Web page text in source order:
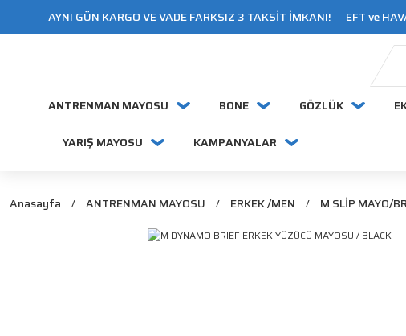
AYNI GÜN KARGO VE VADE FARKSIZ 3 TAKSİT İMKANI! EFT ve
ANTRENMAN MAYOSU BONE GÖZLÜK
YARIŞ MAYOSU KAMPANYALAR
Anasayfa ANTRENMAN MAYOSU ERKEK /MEN M SLİP MAYO/